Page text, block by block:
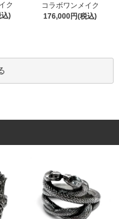
ク
)
コラボワンメイク
176,000円(税込)